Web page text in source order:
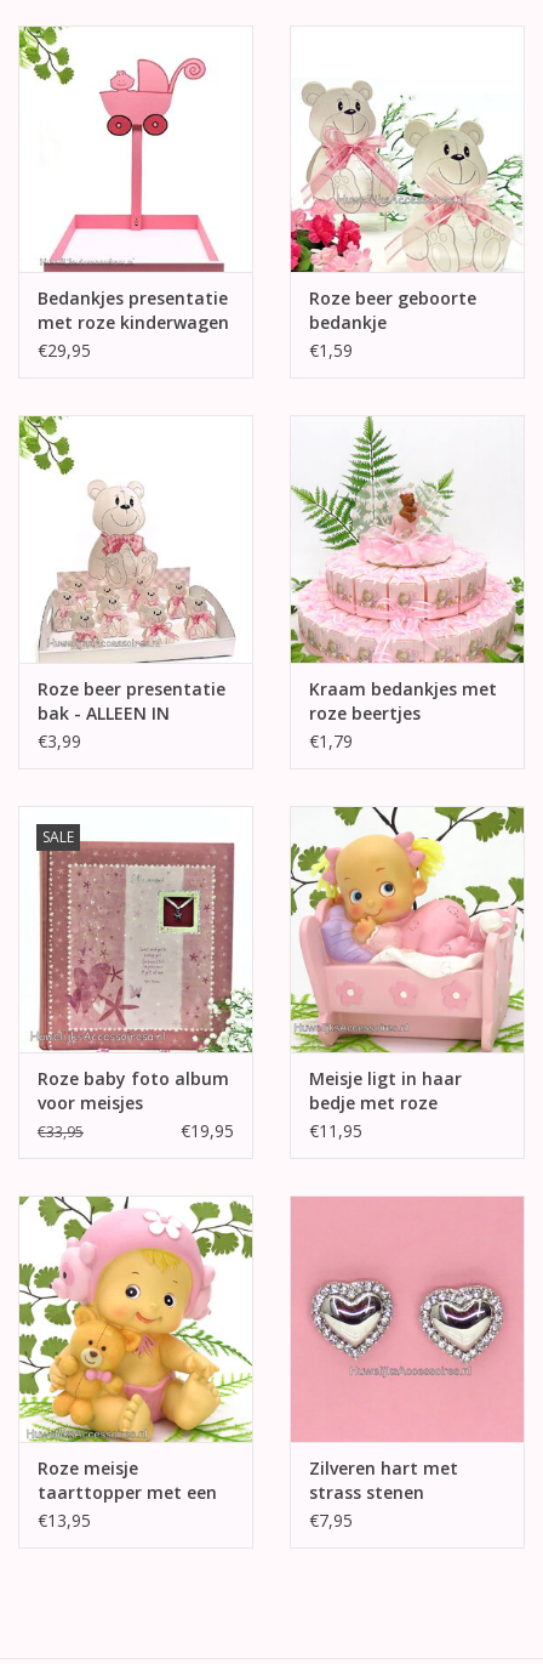
Bedankjes presentatie
met roze kinderwagen
€29,95
Roze beer geboorte
bedankje
€1,59
Roze beer presentatie
bak - ALLEEN IN
COMBINATIE MET 501
€3,99
Kraam bedankjes met
roze beertjes
€1,79
SALE
Roze baby foto album
voor meisjes
€33,95 €19,95
Meisje ligt in haar
bedje met roze
pyjama
€11,95
Roze meisje
taarttopper met een
knuffel
€13,95
Zilveren hart met
strass stenen
oorbellen
€7,95